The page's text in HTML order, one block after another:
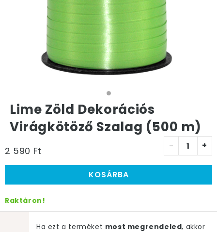
Lime Zöld Dekorációs
Virágkötöző Szalag (500 m)
2 590 Ft - +
KOSÁRBA
Raktáron!
Ha ezt a terméket most megrendeled, akkor